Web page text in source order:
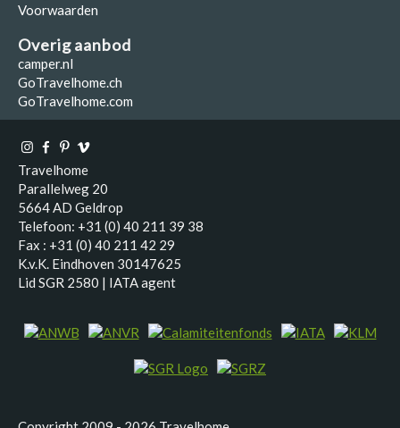
Voorwaarden
Overig aanbod
camper.nl
GoTravelhome.ch
GoTravelhome.com
Travelhome
Parallelweg 20
5664 AD Geldrop
Telefoon: +31 (0) 40 211 39 38
Fax : +31 (0) 40 211 42 29
K.v.K. Eindhoven 30147625
Lid SGR 2580 | IATA agent